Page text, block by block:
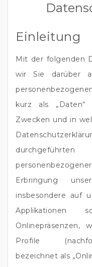
Einleitung
Mit der folgenden
wir Sie darüber
kurz als
Zwecken und in
Erbringung
insbesondere auf
Applikationen
Onlinepräsenzen,
Profile
bezeichnet als